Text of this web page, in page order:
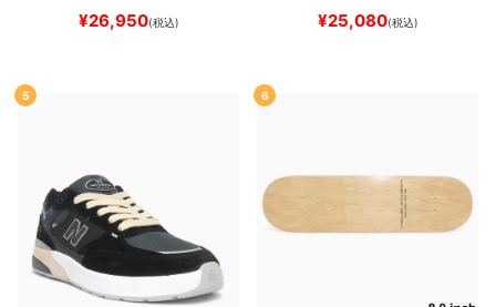
¥26,950(税込)
ード スケボー
¥25,080(税込)
5 6